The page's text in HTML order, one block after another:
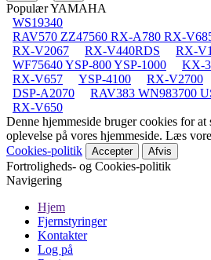
Populær YAMAHA
WS19340
RAV570 ZZ47560 RX-A780 RX-
RX-V2067
RX-V440RDS
RX-
WF75640 YSP-800 YSP-1000
KX-
RX-V657
YSP-4100 RX-V2700
DSP-A2070
RAV383 WN983700
RX-V650
Denne hjemmeside bruger cookies for at
oplevelse på vores hjemmeside. Læs
Cookies-politik
Accepter Afvis
Fortroligheds- og Cookies-politik
Navigering
Hjem
Fjernstyringer
Kontakter
Log på